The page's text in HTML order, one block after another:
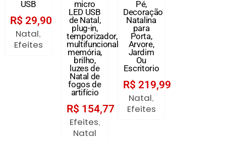
USB
R$ 29,90
Natal,
Efeites
micro
LED USB
de Natal,
plug-in,
temporizador,
multifuncional,
memória,
brilho,
luzes de
Natal de
fogos de
artifício
R$ 154,77
Efeites,
Natal
Pé,
Decoração
Natalina
para
Porta,
Arvore,
Jardim
Ou
Escritorio
R$ 219,99
Natal,
Efeites